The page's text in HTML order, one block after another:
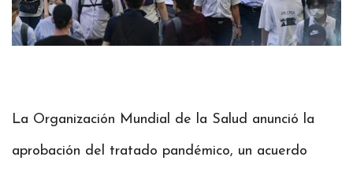
La Organización Mundial de la Salud anunció la
aprobación del tratado pandémico, un acuerdo